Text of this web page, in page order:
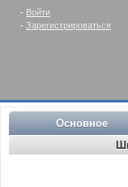
- Войти
- Зарегистрироваться
Основное